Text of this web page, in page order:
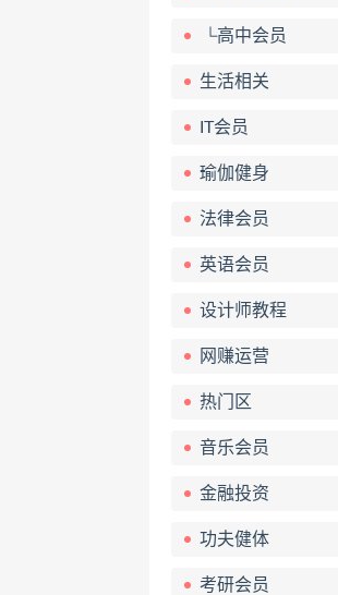
└高中会员
生活相关
IT会员
瑜伽健身
法律会员
英语会员
设计师教程
网赚运营
热门区
音乐会员
金融投资
功夫健体
考研会员